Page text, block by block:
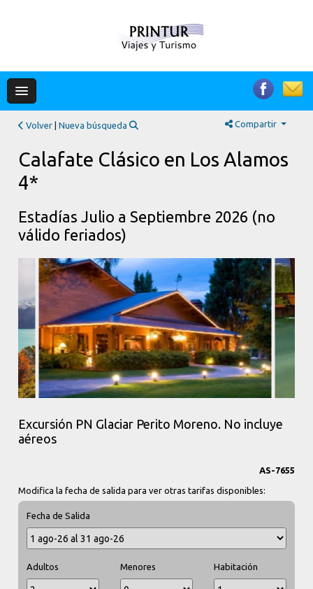
Volver |Nueva búsqueda Compartir
Calafate Clásico en Los Alamos
4*
Estadías Julio a Septiembre 2026 (no
válido feriados)
Excursión PN Glaciar Perito Moreno. No incluye
aéreos
AS-7655
Modifica la fecha de salida para ver otras tarifas disponibles:
Fecha de Salida
Adultos Menores Habitación